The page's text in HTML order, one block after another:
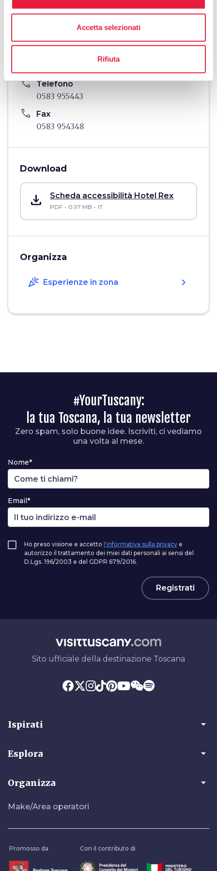
Accetta selezionati
Rifiuta
email
info@hotelrexlucca.com
phone Telefono
0583 955443
phone Fax
0583 954348
Download
save_alt Scheda accessibilità Hotel Rex
PDF 0.97 MB IT
Organizza
celebration Esperienze in zona chevron_right
#YourTuscany:
la tua Toscana, la tua newsletter
Zero spam, solo buone idee. Iscriviti, ci vediamo
una volta al mese.
Nome*
Email*
Ho preso visione e accetto l'informativa sulla privacy e
autorizzo il trattamento dei miei dati personali ai sensi del
D.Lgs. 196/2003 e del GDPR 679/2016.
Registrati
Sito ufficiale della destinazione Toscana
Ispirati arrow_drop_down
Esplora arrow_drop_down
Organizza arrow_drop_down
Make/Area operatori
Promosso da Con il contributo di